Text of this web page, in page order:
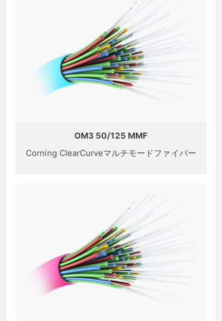
OM3 50/125 MMF
Corning ClearCurveマルチモードファイバー